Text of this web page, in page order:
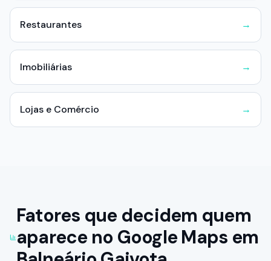
Restaurantes →
Imobiliárias →
Lojas e Comércio →
Fatores que decidem quem
aparece no Google Maps em